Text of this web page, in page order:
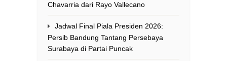
Chavarria dari Rayo Vallecano
Jadwal Final Piala Presiden 2026:
Persib Bandung Tantang Persebaya
Surabaya di Partai Puncak